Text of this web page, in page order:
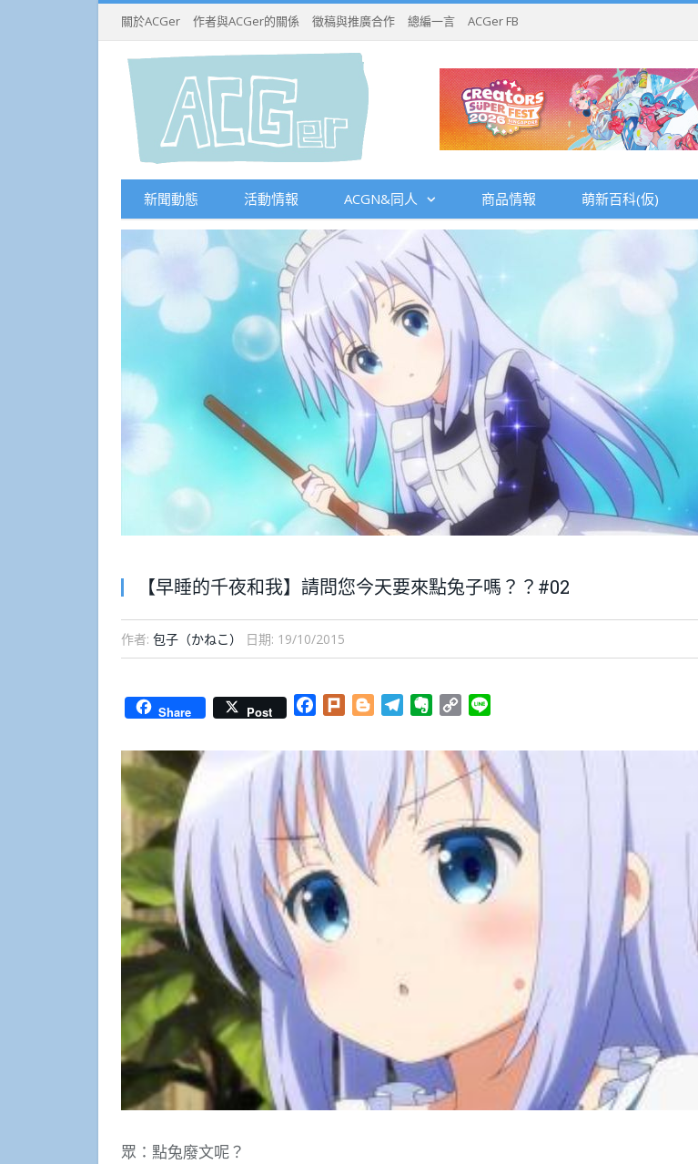
關於ACGer 作者與ACGer的關係 徵稿與推廣合作 總編一言 ACGer FB
新聞動態 活動情報 ACGN&同人 商品情報 萌新百科(仮)
【早睡的千夜和我】請問您今天要來點兔子嗎？？#02
作者: 包子（かねこ） 日期: 19/10/2015
Share Post Facebook
Plurk BloggerTelegramEvernote
Copy
眾：點兔廢文呢？